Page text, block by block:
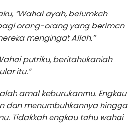
“Wahai ayah, belumkah
orang-orang yang beriman
mengingat Allah.”
putriku, beritahukanlah
itu.”
amal keburukanmu. Engkau
dan menumbuhkannya hingga
Tidakkah engkau tahu wahai